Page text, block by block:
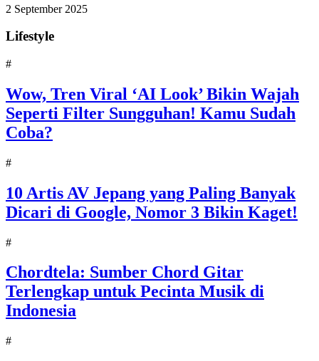
2 September 2025
Lifestyle
#
Wow, Tren Viral ‘AI Look’ Bikin Wajah
Seperti Filter Sungguhan! Kamu Sudah
Coba?
#
10 Artis AV Jepang yang Paling Banyak
Dicari di Google, Nomor 3 Bikin Kaget!
#
Chordtela: Sumber Chord Gitar
Terlengkap untuk Pecinta Musik di
Indonesia
#